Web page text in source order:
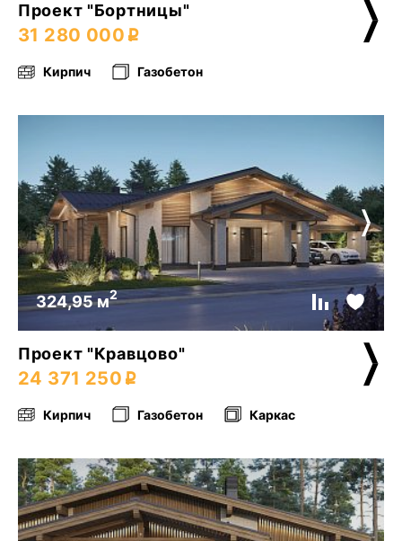
Проект "Бортницы"
31 280 000
Кирпич Газобетон
324,95 м2
Проект "Кравцово"
24 371 250
Кирпич Газобетон Каркас